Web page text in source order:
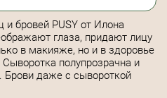
и бровей PUSY от Илона
глаза, придают лицу
в макияже, но и в здоровье
полупрозрачна и
Брови даже с сывороткой